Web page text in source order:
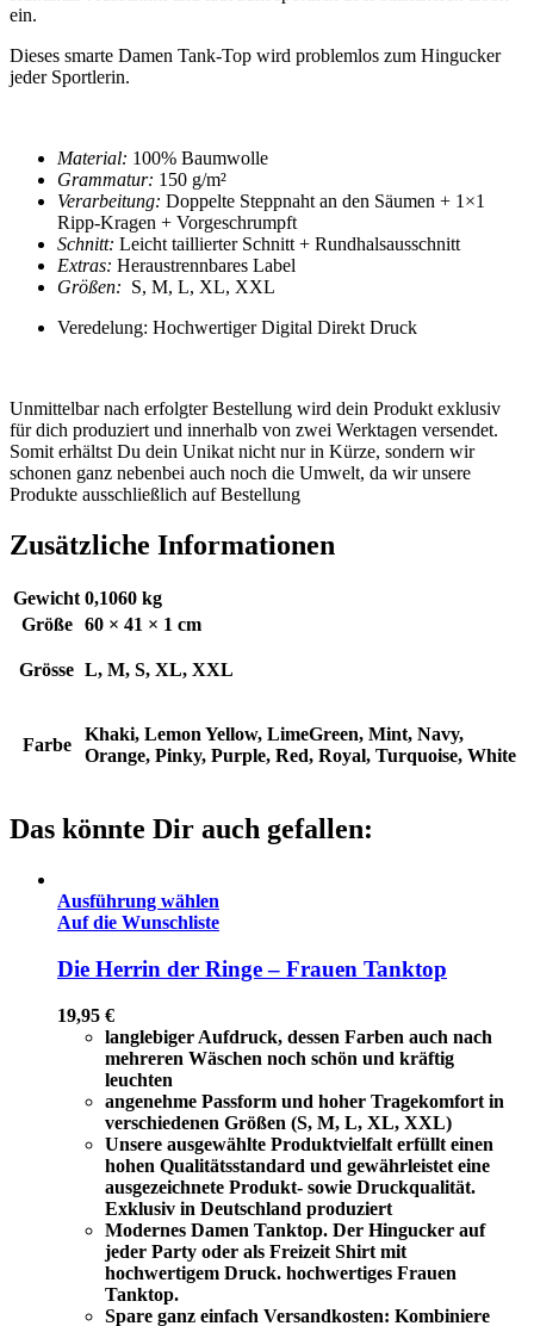
ein.
Dieses smarte Damen Tank-Top wird problemlos zum Hingucker
jeder Sportlerin.
Material: 100% Baumwolle
Grammatur: 150 g/m²
Verarbeitung: Doppelte Steppnaht an den Säumen + 1×1
Ripp-Kragen + Vorgeschrumpft
Schnitt: Leicht taillierter Schnitt + Rundhalsausschnitt
Extras: Heraustrennbares Label
Größen: S, M, L, XL, XXL
Veredelung: Hochwertiger Digital Direkt Druck
Unmittelbar nach erfolgter Bestellung wird dein Produkt exklusiv
für dich produziert und innerhalb von zwei Werktagen versendet.
Somit erhältst Du dein Unikat nicht nur in Kürze, sondern wir
schonen ganz nebenbei auch noch die Umwelt, da wir unsere
Produkte ausschließlich auf Bestellung
Zusätzliche Informationen
Gewicht 0,1060 kg
Größe
60 × 41 × 1 cm
Grösse L, M, S, XL, XXL
Farbe
Khaki, Lemon Yellow, LimeGreen, Mint, Navy,
Orange, Pinky, Purple, Red, Royal, Turquoise, White
Das könnte Dir auch gefallen:
Ausführung wählen
Auf die Wunschliste
Die Herrin der Ringe – Frauen Tanktop
19,95 €
langlebiger Aufdruck, dessen Farben auch nach
mehreren Wäschen noch schön und kräftig
leuchten
angenehme Passform und hoher Tragekomfort in
verschiedenen Größen (S, M, L, XL, XXL)
Unsere ausgewählte Produktvielfalt erfüllt einen
hohen Qualitätsstandard und gewährleistet eine
ausgezeichnete Produkt- sowie Druckqualität.
Exklusiv in Deutschland produziert
Modernes Damen Tanktop. Der Hingucker auf
jeder Party oder als Freizeit Shirt mit
hochwertigem Druck. hochwertiges Frauen
Tanktop.
Spare ganz einfach Versandkosten: Kombiniere